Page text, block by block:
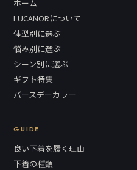
ホーム
LUCANORについて
体型別に選ぶ
悩み別に選ぶ
シーン別に選ぶ
ギフト特集
バースデーカラー
GUIDE
良い下着を履く理由
下着の種類